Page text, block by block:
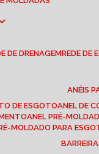
DE DRENAGEM REDE DE
ANÉIS
DE ESGOTO ANEL DE
ANEL PRÉ-
MOLDADO PARA